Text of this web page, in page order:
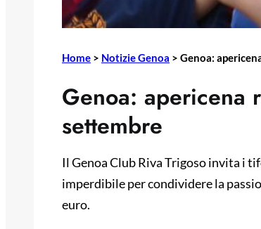
Home > Notizie Genoa > Genoa:
Genoa: apericena
settembre
Il Genoa Club Riva Trigoso invita i
imperdibile per condividere la
euro.